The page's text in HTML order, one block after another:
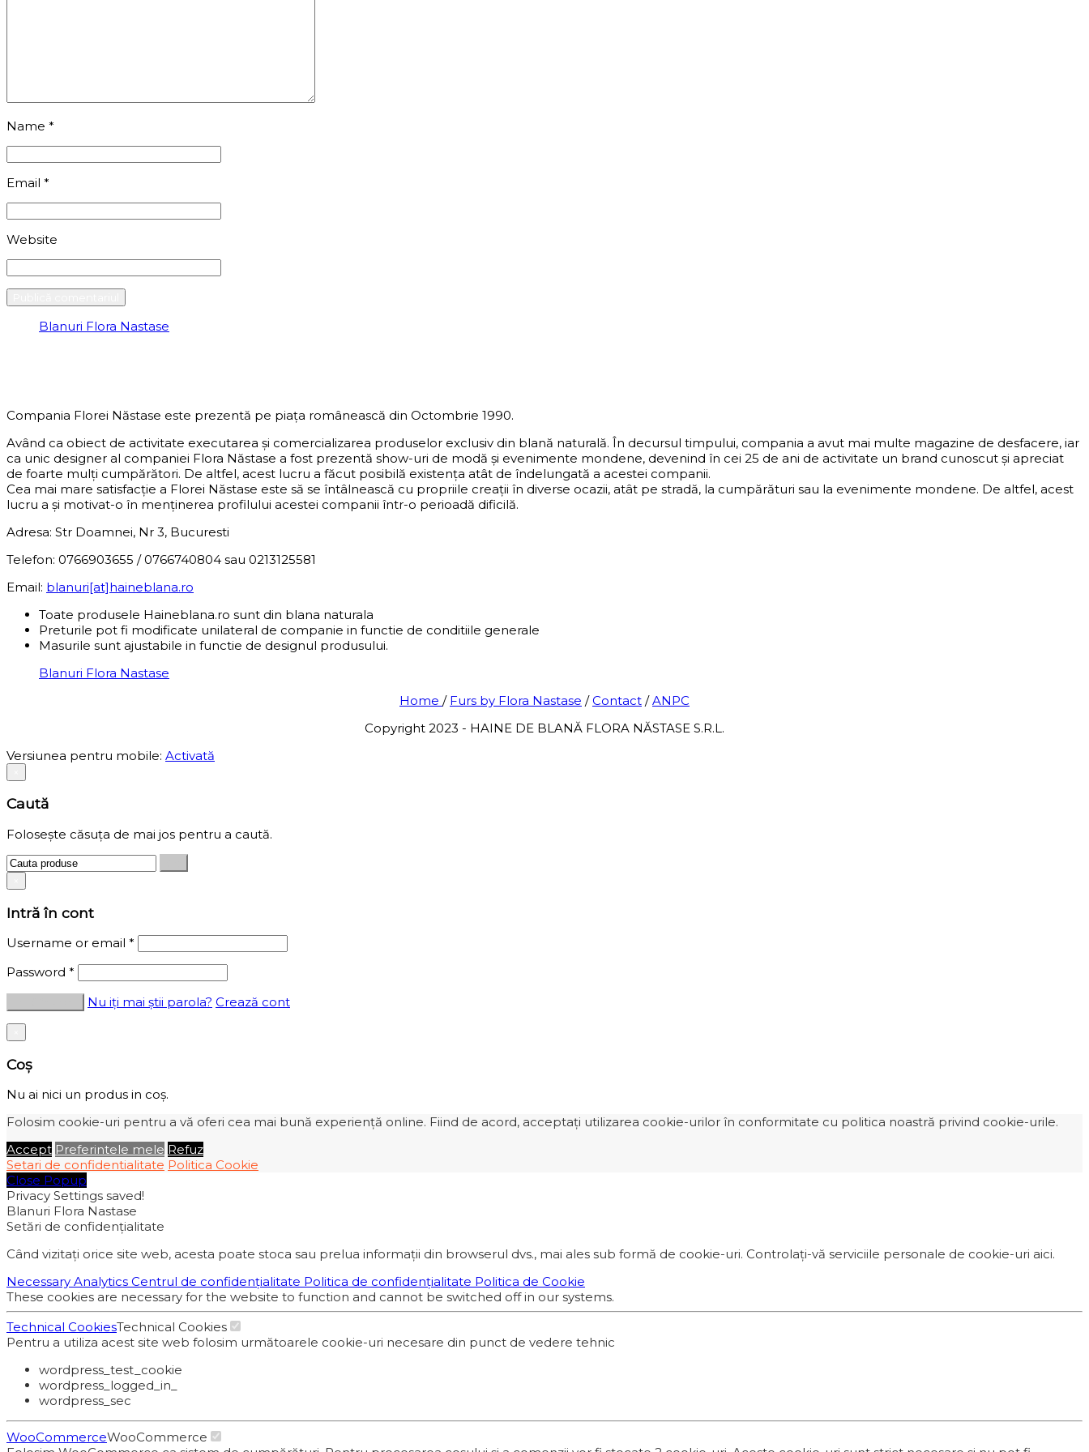
Name *
Email *
Website
Blanuri Flora Nastase
Compania Florei Năstase este prezentă pe piața românească din Octombrie 1990.
Având ca obiect de activitate executarea și comercializarea produselor exclusiv din blană naturală. În decursul timpului, compania a avut mai multe magazine de desfacere, iar
ca unic designer al companiei Flora Năstase a fost prezentă show-uri de modă și evenimente mondene, devenind în cei 25 de ani de activitate un brand cunoscut și apreciat
de foarte mulți cumpărători. De altfel, acest lucru a făcut posibilă existența atât de îndelungată a acestei companii.
Cea mai mare satisfacție a Florei Năstase este să se întâlnească cu propriile creații în diverse ocazii, atât pe stradă, la cumpărături sau la evenimente mondene. De altfel, acest
lucru a și motivat-o în menținerea profilului acestei companii într-o perioadă dificilă.
Adresa: Str Doamnei, Nr 3, Bucuresti
Telefon: 0766903655 / 0766740804 sau 0213125581
Email: blanuri[at]haineblana.ro
Toate produsele Haineblana.ro sunt din blana naturala
Preturile pot fi modificate unilateral de companie in functie de conditiile generale
Masurile sunt ajustabile in functie de designul produsului.
Blanuri Flora Nastase
Home / Furs by Flora Nastase /Contact /ANPC
Copyright 2023 - HAINE DE BLANĂ FLORA NĂSTASE S.R.L.
Versiunea pentru mobile: Activată
Caută
Folosește căsuța de mai jos pentru a caută.
Intră în cont
Username or email *
Password *
Nu iți mai știi parola? Crează cont
Coș
Nu ai nici un produs in coș.
Folosim cookie-uri pentru a vă oferi cea mai bună experiență online. Fiind de acord, acceptați utilizarea cookie-urilor în conformitate cu politica noastră privind cookie-urile.
Accept Preferintele mele Refuz
Setari de confidentialitate Politica Cookie
Close Popup
Privacy Settings saved!
Blanuri Flora Nastase
Setări de confidențialitate
Când vizitați orice site web, acesta poate stoca sau prelua informații din browserul dvs., mai ales sub formă de cookie-uri. Controlați-vă serviciile personale de cookie-uri aici.
Necessary Analytics Centrul de confidențialitate Politica de confidențialitate Politica de Cookie
These cookies are necessary for the website to function and cannot be switched off in our systems.
Technical CookiesTechnical Cookies
Pentru a utiliza acest site web folosim următoarele cookie-uri necesare din punct de vedere tehnic
wordpress_test_cookie
wordpress_logged_in_
wordpress_sec
WooCommerceWooCommerce